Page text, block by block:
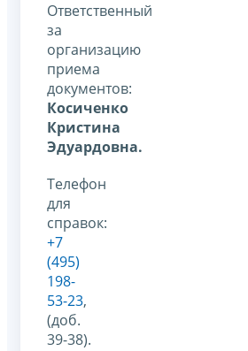
Ответственный
за
организацию
приема
документов:
Косиченко
Кристина
Эдуардовна.
Телефон
для
справок:
+7
(495)
198-
53-23,
(доб.
39-38).